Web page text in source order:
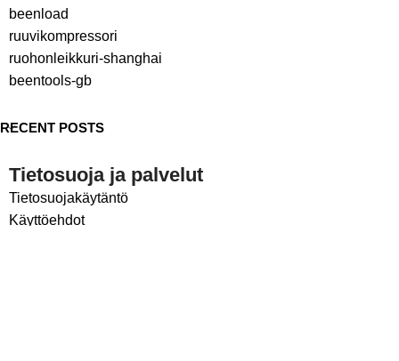
beenload
ruuvikompressori
ruohonleikkuri-shanghai
beentools-gb
RECENT POSTS
Tietosuoja ja palvelut
Tietosuojakäytäntö
Käyttöehdot